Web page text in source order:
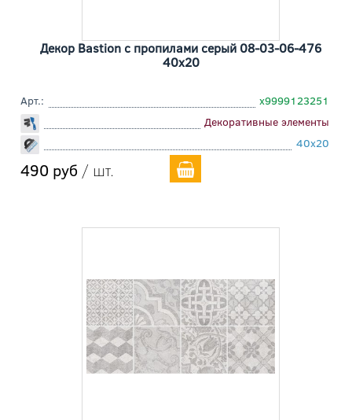
Декор Bastion с пропилами серый 08-03-06-476
40x20
Арт.:
х9999123251
Декоративные элементы
40x20
490 руб / шт.